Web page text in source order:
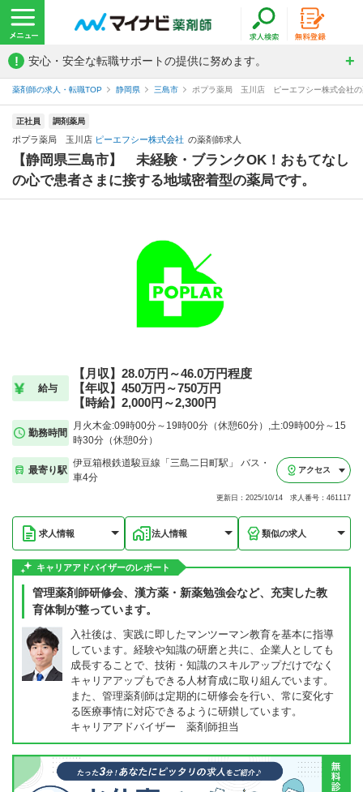
! 安心・安全な転職サポートの提供に努めます。
薬剤師の求人・転職TOP 静岡県 三島市 ポプラ薬局 玉川店 ピーエフシー株式会社の
正社員 調剤薬局
ポプラ薬局 玉川店 ピーエフシー株式会社 の薬剤師求人
【静岡県三島市】 未経験・ブランクOK！おもてなし
の心で患者さまに接する地域密着型の薬局です。
給与
【月収】28.0万円～46.0万円程度
【年収】450万円～750万円
【時給】2,000円～2,300円
勤務時間
月火木金:09時00分～19時00分（休憩60分）,土:09時00分～15
時30分（休憩0分）
最寄り駅
伊豆箱根鉄道駿豆線「三島二日町駅」 バス・
車4分
アクセス
更新日：2025/10/14 求人番号：461117
求人情報 法人情報 類似の求人
キャリアアドバイザーのレポート
管理薬剤師研修会、漢方薬・新薬勉強会など、充実した教
育体制が整っています。
入社後は、実践に即したマンツーマン教育を基本に指導
しています。経験や知識の研磨と共に、企業人としても
成長することで、技術・知識のスキルアップだけでなく
キャリアアップもできる人材育成に取り組んでいます。
また、管理薬剤師は定期的に研修会を行い、常に変化す
る医療事情に対応できるように研鑚しています。
キャリアアドバイザー 薬剤師担当